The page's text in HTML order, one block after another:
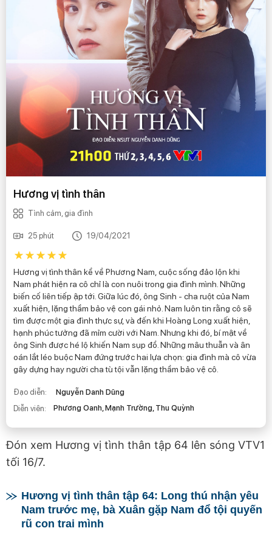
Hương vị tình thân
Tình cảm, gia đình
25 phút 19/04/2021
Hương vị tình thân kể về Phương Nam, cuộc sống đảo lộn khi
Nam phát hiện ra cô chỉ là con nuôi trong gia đình mình. Những
biến cố liên tiếp ập tới. Giữa lúc đó, ông Sinh - cha ruột của Nam
xuất hiện, lặng thầm bảo vệ con gái nhỏ. Nam luôn tin rằng cô sẽ
tìm được một gia đình thực sự, và đến khi Hoàng Long xuất hiện,
hạnh phúc tưởng đã mỉm cười với Nam. Nhưng khi đó, bí mật về
ông Sinh được hé lộ khiến Nam sụp đổ. Những mâu thuẫn và ân
oán lắt léo buộc Nam đứng trước hai lựa chọn: gia đình mà cô vừa
gây dựng hay người cha tù tội vẫn lặng thầm bảo vệ cô.
Đạo diễn:
Nguyễn Danh Dũng
Diễn viên:
Phương Oanh, Mạnh Trường, Thu Quỳnh
Đón xem Hương vị tình thân tập 64 lên sóng VTV1
tối 16/7.
Hương vị tình thân tập 64: Long thú nhận yêu
Nam trước mẹ, bà Xuân gặp Nam đổ tội quyến
rũ con trai mình